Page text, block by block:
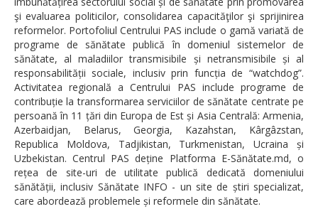
şi evaluarea politicilor, consolidarea capacităţilor şi sprijinirea
reformelor. Portofoliul Centrului PAS include o gamă variată de
programe de sănătate publică în domeniul sistemelor de
sănătate, al maladiilor transmisibile și netransmisibile și al
responsabilității sociale, inclusiv prin funcția de “watchdog”.
Activitatea regională a Centrului PAS include programe de
contribuție la transformarea serviciilor de sănătate centrate pe
persoană în 11 țări din Europa de Est și Asia Centrală: Armenia,
Azerbaidjan, Belarus, Georgia, Kazahstan, Kârgâzstan,
Republica Moldova, Tadjikistan, Turkmenistan, Ucraina și
Uzbekistan. Centrul PAS deține Platforma E-Sănătate.md, o
rețea de site-uri de utilitate publică dedicată domeniului
sănătății, inclusiv Sănătate INFO - un site de știri specializat,
care abordează problemele și reformele din sănătate.